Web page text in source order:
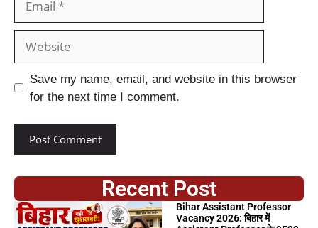
Save my name, email, and website in this browser
for the next time I comment.
Recent Post
Bihar Assistant Professor
Vacancy 2026: बिहार में